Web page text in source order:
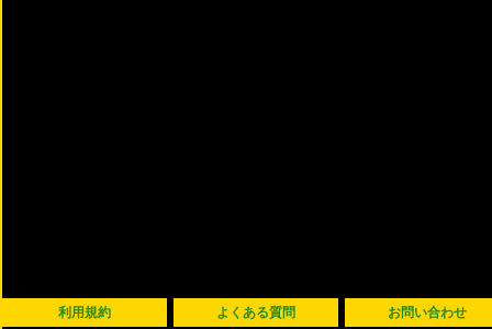
利用規約 よくある質問 お問い合わせ